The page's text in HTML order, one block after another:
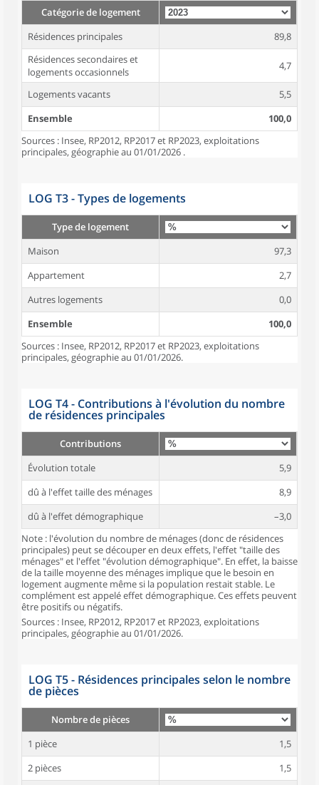
Catégorie de logement
Résidences principales
89,8
Résidences secondaires et
logements occasionnels
4,7
Logements vacants
5,5
Ensemble
100,0
Sources : Insee, RP2012, RP2017 et RP2023, exploitations
principales, géographie au 01/01/2026 .
LOG T3 - Types de logements
Type de logement
Maison
97,3
Appartement
2,7
Autres logements
0,0
Ensemble
100,0
Sources : Insee, RP2012, RP2017 et RP2023, exploitations
principales, géographie au 01/01/2026.
LOG T4 - Contributions à l'évolution du nombre
de résidences principales
Contributions
Évolution totale
5,9
dû à l'effet taille des ménages
8,9
dû à l'effet démographique
–3,0
Note : l'évolution du nombre de ménages (donc de résidences
principales) peut se découper en deux effets, l'effet "taille des
ménages" et l'effet "évolution démographique". En effet, la baisse
de la taille moyenne des ménages implique que le besoin en
logement augmente même si la population restait stable. Le
complément est appelé effet démographique. Ces effets peuvent
être positifs ou négatifs.
Sources : Insee, RP2012, RP2017 et RP2023, exploitations
principales, géographie au 01/01/2026.
LOG T5 - Résidences principales selon le nombre
de pièces
Nombre de pièces
1 pièce
1,5
2 pièces
1,5